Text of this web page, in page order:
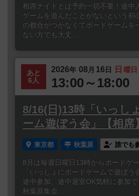
相席ナイトとは予約一切不要！途中
ゲームを遊んだことがないという初
の都合がつかなくてボードゲームを
ない方でも大丈...
あと
6人
2026年 08 月 16日 日 曜日
13:00～18:00
8/16(日)13時「いっし
ーム遊ぼう会」【相席】
東京都 秋葉原 誰でも
8月は毎週日曜日13時からボードゲ
「いっしょにボードゲームで遊ぼう
途中参加、途中退室OK気軽に参加で
秋葉原集会...